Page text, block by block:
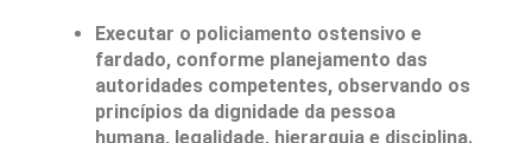
Executar o policiamento ostensivo e
fardado, conforme planejamento das
autoridades competentes, observando os
princípios da dignidade da pessoa
humana, legalidade, hierarquia e disciplina.